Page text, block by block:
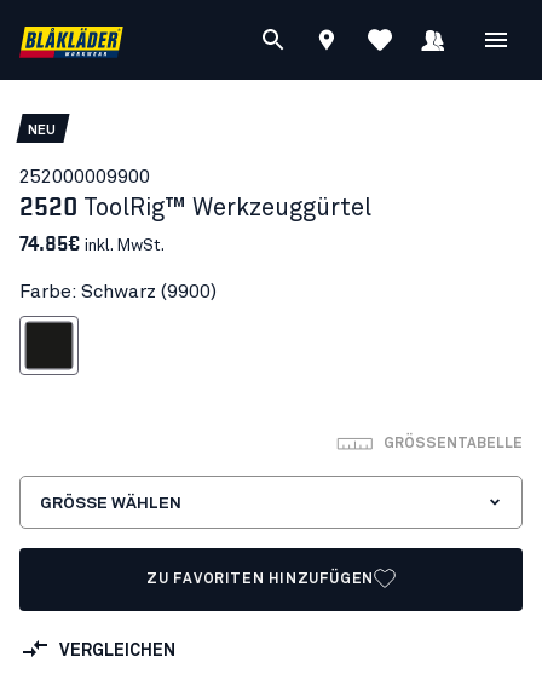
NEU
252000009900
2520 ToolRig™ Werkzeuggürtel
74.85€ inkl. MwSt.
Farbe: Schwarz (9900)
GRÖSSENTABELLE
GRÖSSE WÄHLEN
ZU FAVORITEN HINZUFÜGEN
VERGLEICHEN